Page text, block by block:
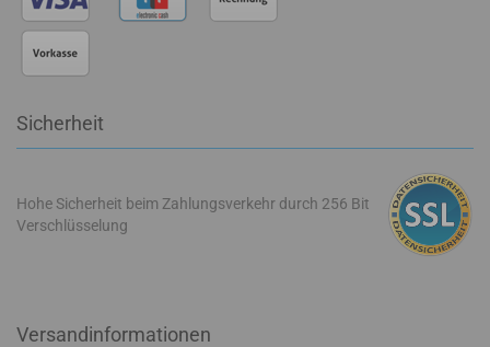
Sicherheit
Hohe Sicherheit beim Zahlungsverkehr durch 256 Bit
Verschlüsselung
Versandinformationen